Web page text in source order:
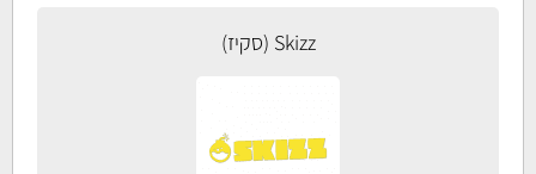
Skizz (סקיז)